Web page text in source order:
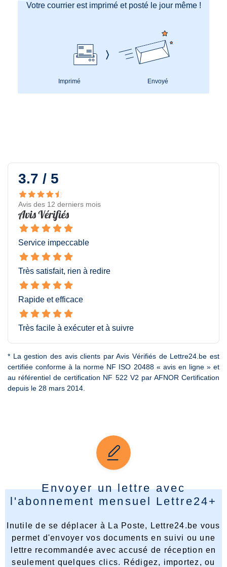
Votre courrier est imprimé et posté le jour même !
Imprimé Envoyé
3.7 / 5
Avis des 12 derniers mois
Service impeccable
Très satisfait, rien à redire
Rapide et efficace
Très facile à exécuter et à suivre
* La gestion des avis clients par Avis Vérifiés de Lettre24.be est
certifiée conforme à la norme NF ISO 20488 « avis en ligne » et
au référentiel de certification NF 522 V2 par AFNOR Certification
depuis le 28 mars 2014.
Envoyer un lettre avec
l'abonnement mensuel Lettre24+
Inutile de se déplacer à La Poste, Lettre24.be vous
permet d'envoyer vos documents en suivi ou une
lettre recommandée avec accusé de réception en
seulement quelques clics. Rédigez, importez, ou